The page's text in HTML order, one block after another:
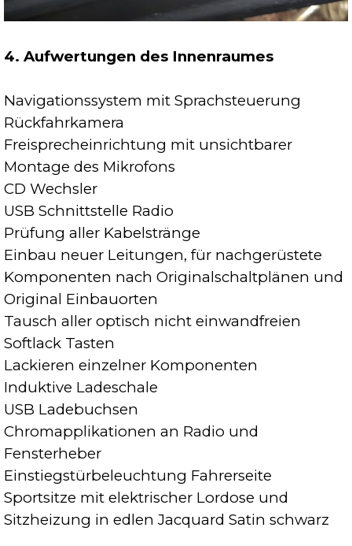
4. Aufwertungen des Innenraumes
Navigationssystem mit Sprachsteuerung
Rückfahrkamera
Freisprecheinrichtung mit unsichtbarer
Montage des Mikrofons
CD Wechsler
USB Schnittstelle Radio
Prüfung aller Kabelstränge
Einbau neuer Leitungen, für nachgerüstete
Komponenten nach Originalschaltplänen und
Original Einbauorten
Tausch aller optisch nicht einwandfreien
Softlack Tasten
Lackieren einzelner Komponenten
Induktive Ladeschale
USB Ladebuchsen
Chromapplikationen an Radio und
Fensterheber
Einstiegstürbeleuchtung Fahrerseite
Sportsitze mit elektrischer Lordose und
Sitzheizung in edlen Jacquard Satin schwarz